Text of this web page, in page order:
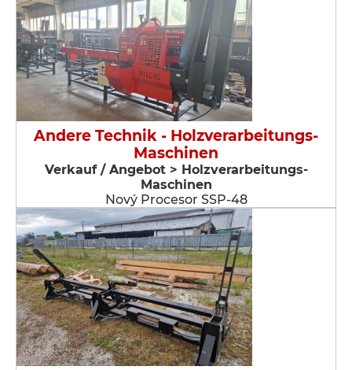
Andere Technik - Holzverarbeitungs-
Maschinen
Verkauf / Angebot > Holzverarbeitungs-
Maschinen
Nový Procesor SSP-48